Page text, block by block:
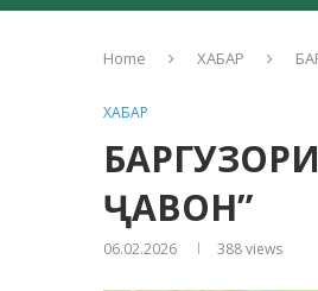
Home ХАБАР
ХАБАР
ҶАВОН”
06.02.2026 388views